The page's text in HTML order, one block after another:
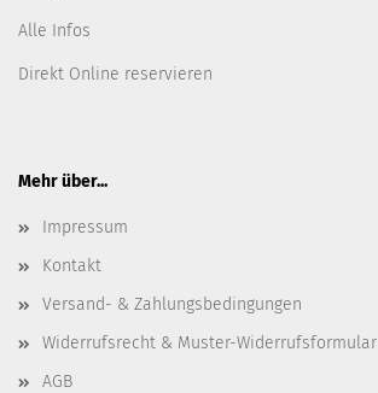
Alle Infos
Direkt Online reservieren
Mehr über...
Impressum
Kontakt
Versand- & Zahlungsbedingungen
Widerrufsrecht & Muster-Widerrufsformular
AGB